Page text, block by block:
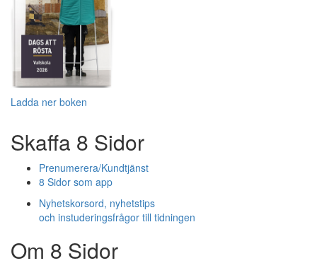
Ladda ner boken
Skaffa 8 Sidor
Prenumerera/Kundtjänst
8 Sidor som app
Nyhetskorsord, nyhetstips
och instuderingsfrågor till tidningen
Om 8 Sidor